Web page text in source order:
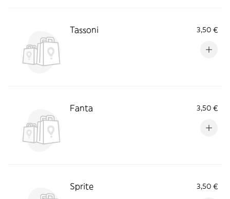
Tassoni 3,50 €
Fanta 3,50 €
Sprite 3,50 €